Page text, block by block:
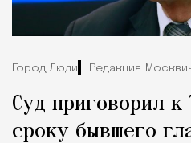
Город,Люди Редакция
Суд приговорил к
сроку бывшего